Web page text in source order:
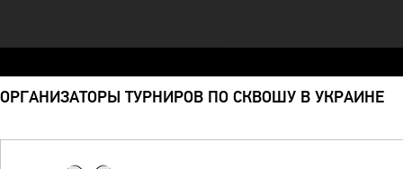
ОРГАНИЗАТОРЫ ТУРНИРОВ ПО СКВОШУ В УКРАИНЕ